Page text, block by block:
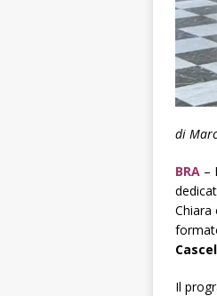
di
BRA –
Chiara
Il